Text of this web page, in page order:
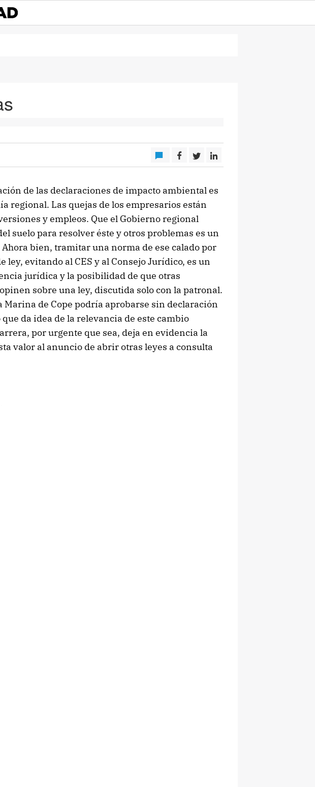
de las declaraciones de impacto ambiental es
regional. Las quejas de los empresarios están
y empleos. Que el Gobierno regional
suelo para resolver éste y otros problemas es un
bien, tramitar una norma de ese calado por
ley, evitando al CES y al Consejo Jurídico, es un
jurídica y la posibilidad de que otras
sobre una ley, discutida solo con la patronal.
Marina de Cope podría aprobarse sin declaración
da idea de la relevancia de este cambio
por urgente que sea, deja en evidencia la
valor al anuncio de abrir otras leyes a consulta